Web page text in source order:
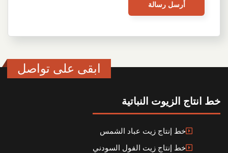
ابقى على تواصل
خط انتاج الزيوت النباتية
خط إنتاج زيت عباد الشمس
خط إنتاج زيت الفول السودني